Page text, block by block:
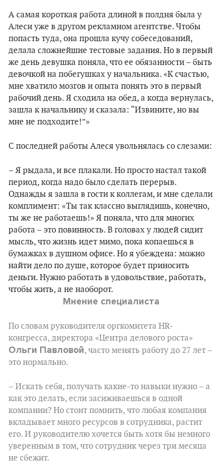
А самая короткая работа длиной в полдня была у
Алеси уже в другом рекламном агентстве. Чтобы
попасть туда, она прошла кучу собеседований,
делала сложнейшие тестовые задания. Но в первый
же день девушка поняла, что ее обязанности – быть
девочкой на побегушках у начальника. «К счастью,
мне хватило мозгов и опыта понять это в первый
рабочий день. Я сходила на обед, а когда вернулась,
зашла к начальнику и сказала: “Извините, но вы
мне не подходите!”»
С последней работы Алеся увольнялась со слезами:
– Я рыдала, и все плакали. Но просто настал такой
период, когда надо было сделать перерыв.
Однажды я зашла в гости к коллегам, и мне сделали
комплимент: «Ты так классно выглядишь, конечно,
ты же не работаешь!» Я поняла, что для многих
работа – это повинность. В головах у людей сидит
мысль, что жизнь идет мимо, пока копаешься в
бумажках в душном офисе. Но я убеждена: можно
найти дело по душе, которое будет приносить
деньги. Нужно работать в удовольствие, работать,
чтобы жить, а не наоборот.
Мнение специалиста
По словам руководителя оргкомитета HR-
конгресса, директора «Центра делового роста»
Ольги Павловой, часто менять работу до 27 лет –
это нормально.
– Искать себя, получать какие-то навыки нужно – а
как это делать, если засиживаешься в одной
компании? Но стоит помнить, что любая компания
вкладывает много ресурсов в сотрудника, растит
его. И руководителю хочется быть хотя бы немного
уверенным в том, что сотрудник через три месяца
не сбежит.